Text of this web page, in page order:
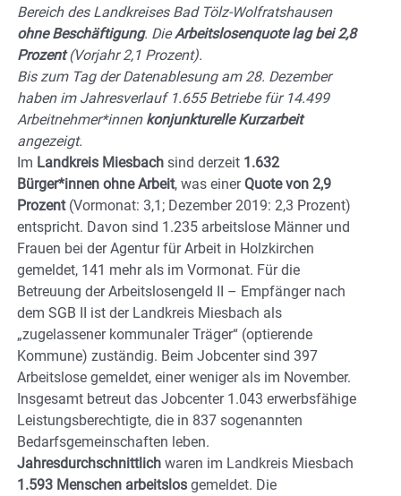
Bereich des Landkreises Bad Tölz-Wolfratshausen
ohne Beschäftigung. DieArbeitslosenquote lag bei 2,8
Prozent(Vorjahr 2,1 Prozent).
Bis zum Tag der Datenablesung am 28. Dezember
haben im Jahresverlauf 1.655 Betriebe für 14.499
Arbeitnehmer*innenkonjunkturelle Kurzarbeit
angezeigt.
Im Landkreis Miesbach sind derzeit 1.632
Bürger*innen ohne Arbeit, was einerQuote von 2,9
Prozent(Vormonat: 3,1; Dezember 2019: 2,3 Prozent)
entspricht. Davon sind 1.235 arbeitslose Männer und
Frauen bei der Agentur für Arbeit in Holzkirchen
gemeldet, 141 mehr als im Vormonat. Für die
Betreuung der Arbeitslosengeld II – Empfänger nach
dem SGB II ist der Landkreis Miesbach als
„zugelassener kommunaler Träger“ (optierende
Kommune) zuständig. Beim Jobcenter sind 397
Arbeitslose gemeldet, einer weniger als im November.
Insgesamt betreut das Jobcenter 1.043 erwerbsfähige
Leistungsberechtigte, die in 837 sogenannten
Bedarfsgemeinschaften leben.
Jahresdurchschnittlich waren im Landkreis Miesbach
1.593 Menschen arbeitslos gemeldet. Die